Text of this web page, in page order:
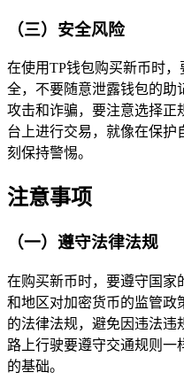
（三）安全风险
在使用TP钱包购买新币时
全，不要随意泄露钱包的助
攻击和诈骗，要注意选择正
台上进行交易，就像在保护
刻保持警惕。
注意事项
（一）遵守法律法规
在购买新币时，要遵守国家
和地区对加密货币的监管政
的法律法规，避免因违法违
路上行驶要遵守交通规则一
的基础。